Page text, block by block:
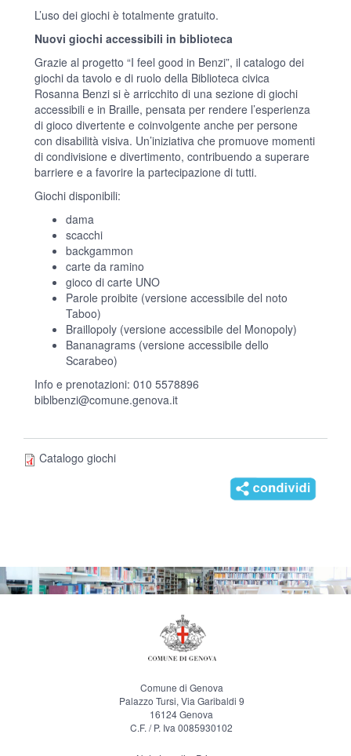
L’uso dei giochi è totalmente gratuito.
Nuovi giochi accessibili in biblioteca
Grazie al progetto “I feel good in Benzi”, il catalogo dei
giochi da tavolo e di ruolo della Biblioteca civica
Rosanna Benzi si è arricchito di una sezione di giochi
accessibili e in Braille, pensata per rendere l’esperienza
di gioco divertente e coinvolgente anche per persone
con disabilità visiva. Un’iniziativa che promuove momenti
di condivisione e divertimento, contribuendo a superare
barriere e a favorire la partecipazione di tutti.
Giochi disponibili:
dama
scacchi
backgammon
carte da ramino
gioco di carte UNO
Parole proibite (versione accessibile del noto
Taboo)
Braillopoly (versione accessibile del Monopoly)
Bananagrams (versione accessibile dello
Scarabeo)
Info e prenotazioni: 010 5578896
biblbenzi@comune.genova.it
Catalogo giochi
Comune di Genova
Palazzo Tursi, Via Garibaldi 9
16124 Genova
C.F. / P. Iva 0085930102